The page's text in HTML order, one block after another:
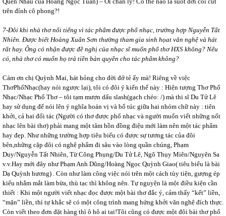
trên đỉnh cô phong?!
7-Đôi khi nhà thơ nổi tiếng vì tác phẩm được phổ nhạc, trường hợp Nguyễn Tất
Nhiên. Được biết Hoàng Xuân Sơn thường tham gia sinh họat văn nghệ và hát
rất hay. Ông có nhận được đề nghị của nhạc sĩ muốn phổ thơ HXS không? Nếu
có, nhà thơ có muốn họ trả tiền bản quyền cho tác phẩm không?
Cám ơn chị Quỳnh Mai, hát hỏng cho đời đở tẻ ấy mà! Riêng về việc
ThơPhổNhạc(hay nói ngược lại), tôi có đôi ý kiến thế này : Hiện tượng Thơ Phổ
Nhạc/Nhạc Phổ Thơ – tôi tạm mượn dấu slash(gạch chéo: /) mà thi sĩ Du Tử Lê
hay sử dụng để nói lên ý nghĩa hoán vị và bổ túc giữa hai nhóm chữ này : tiên
khởi, cả hai đối tác (Người có thơ được phổ nhạc và người muốn viết những nốt
nhạc lên bài thơ) phải mang một tâm hồn đồng điệu mới làm nên một tác phẩm
hay đẹp. Như những trường hợp tiêu biểu có được sự tương tác của đôi
bên,những cặp đôi có nghệ phẩm đi sâu vào lòng quần chúng, Phạm
Duy/Nguyễn Tất Nhiên, Từ Công Phụng/Du Tử Lê, Ngô Thụy Miên/Nguyên Sa
v.v.Hay mới đây như Phạm Anh Dũng/Hoàng Ngọc Quỳnh Giao( tiêu biểu là bài
Dạ Quỳnh hương) . Còn như làm công việc nói trên một cách tùy tiện, gượng ép
kiểu nhắm mắt làm bừa, thù tạc thì không nên. Tự nguyện là một điều kiện cần
thiết : Khi một người viết nhạc đọc được một bài thơ đắc ý, cảm thấy “kết” liền,
“mặn” liền, thì tự khắc sẽ có một công trình mang hứng khởi văn nghệ đích thực.
Còn viết theo đơn đặt hàng thì ô hô ai tai!Tôi cũng có được một đôi bài thơ phổ